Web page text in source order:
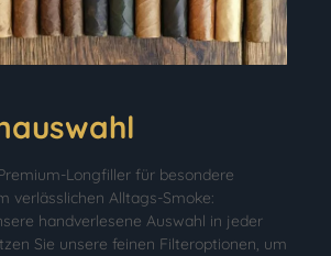
Longfiller für besondere
verlässlichen Alltags-Smoke:
handverlesene Auswahl in jeder
Sie unsere feinen Filteroptionen, um